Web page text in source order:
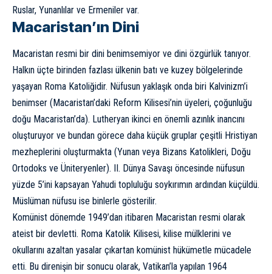
Ruslar, Yunanlılar ve Ermeniler var.
Macaristan’ın Dini
Macaristan resmi bir dini benimsemiyor ve dini özgürlük tanıyor.
Halkın üçte birinden fazlası ülkenin batı ve kuzey bölgelerinde
yaşayan Roma Katoliğidir. Nüfusun yaklaşık onda biri Kalvinizm’i
benimser (Macaristan’daki Reform Kilisesi’nin üyeleri, çoğunluğu
doğu Macaristan’da). Lutheryan ikinci en önemli azınlık inancını
oluşturuyor ve bundan görece daha küçük gruplar çeşitli Hristiyan
mezheplerini oluşturmakta (Yunan veya Bizans Katolikleri, Doğu
Ortodoks ve Üniteryenler). II. Dünya Savaşı öncesinde nüfusun
yüzde 5’ini kapsayan Yahudi topluluğu soykırımın ardından küçüldü.
Müslüman nüfusu ise binlerle gösterilir.
Komünist dönemde 1949’dan itibaren Macaristan resmi olarak
ateist bir devletti. Roma Katolik Kilisesi, kilise mülklerini ve
okullarını azaltan yasalar çıkartan komünist hükümetle mücadele
etti. Bu direnişin bir sonucu olarak, Vatikan’la yapılan 1964